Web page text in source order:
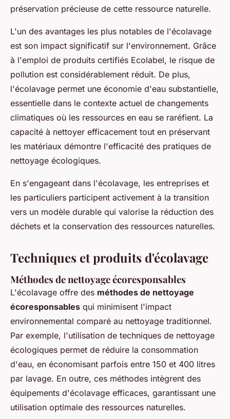
préservation précieuse de cette ressource naturelle.
L'un des avantages les plus notables de l'écolavage
est son impact significatif sur l'environnement. Grâce
à l'emploi de produits certifiés Ecolabel, le risque de
pollution est considérablement réduit. De plus,
l'écolavage permet une économie d'eau substantielle,
essentielle dans le contexte actuel de changements
climatiques où les ressources en eau se raréfient. La
capacité à nettoyer efficacement tout en préservant
les matériaux démontre l'efficacité des pratiques de
nettoyage écologiques.
En s'engageant dans l'écolavage, les entreprises et
les particuliers participent activement à la transition
vers un modèle durable qui valorise la réduction des
déchets et la conservation des ressources naturelles.
Techniques et produits d'écolavage
Méthodes de nettoyage écoresponsables
L'écolavage offre des méthodes de nettoyage
écoresponsables qui minimisent l'impact
environnemental comparé au nettoyage traditionnel.
Par exemple, l'utilisation de techniques de nettoyage
écologiques permet de réduire la consommation
d'eau, en économisant parfois entre 150 et 400 litres
par lavage. En outre, ces méthodes intègrent des
équipements d'écolavage efficaces, garantissant une
utilisation optimale des ressources naturelles.